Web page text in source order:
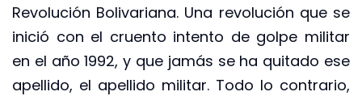
Revolución Bolivariana. Una revolución que se
inició con el cruento intento de golpe militar
en el año 1992, y que jamás se ha quitado ese
apellido, el apellido militar. Todo lo contrario,